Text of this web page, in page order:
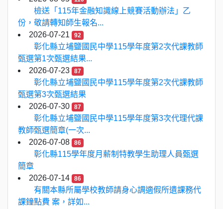
檢送「115年金融知識線上競賽活動辦法」乙
份，敬請轉知師生報名...
2026-07-21
92
彰化縣立埔鹽國民中學115學年度第2次代課教師
甄選第1次甄選結果...
2026-07-23
87
彰化縣立埔鹽國民中學115學年度第2次代課教師
甄選第3次甄選結果
2026-07-30
87
彰化縣立埔鹽國民中學115學年度第3次代理代課
教師甄選簡章(一次...
2026-07-08
86
彰化縣115學年度月薪制特教學生助理人員甄選
簡章
2026-07-14
86
有關本縣所屬學校教師請身心調適假所遺課務代
課鐘點費 案，詳如...